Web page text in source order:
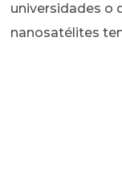
universidades o
nanosatélites